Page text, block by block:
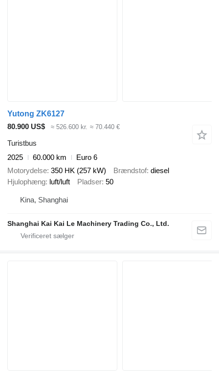
Yutong ZK6127
80.900 US$
≈ 526.600 kr. ≈ 70.440 €
Turistbus
2025
60.000 km
Euro 6
Motorydelse 350 HK (257 kW) Brændstof diesel
Hjulophæng luft/luft Pladser 50
Kina, Shanghai
Shanghai Kai Kai Le Machinery Trading Co., Ltd.